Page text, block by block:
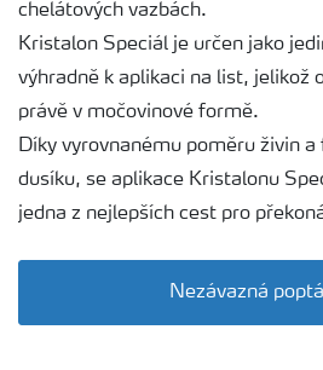
chelátových vazbách.
Kristalon Speciál je určen jako
výhradně k aplikaci na list, jelikož
právě v močovinové formě.
Díky vyrovnanému poměru živin
dusíku, se aplikace Kristalonu
jedna z nejlepších cest pro
Nezávazná